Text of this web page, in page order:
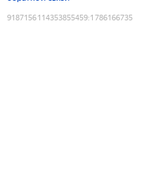
9187156114353855459:1786166735